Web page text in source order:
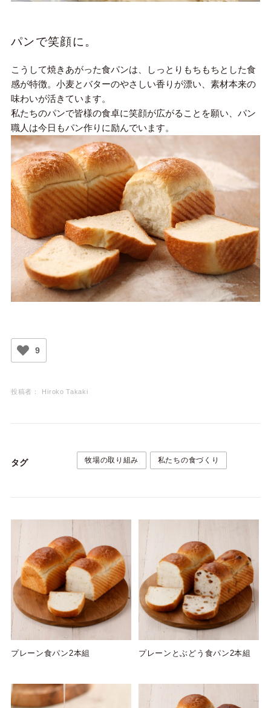
パンで笑顔に。
こうして焼きあがった食パンは、しっとりもちもちとした食
感が特徴。小麦とバターのやさしい香りが漂い、素材本来の
味わいが活きています。
私たちのパンで皆様の食卓に笑顔が広がることを願い、パン
職人は今日もパン作りに励んでいます。
9
投稿者： Hiroko Takaki
タグ 牧場の取り組み 私たちの食づくり
プレーン食パン2本組 プレーンとぶどう食パン2本組